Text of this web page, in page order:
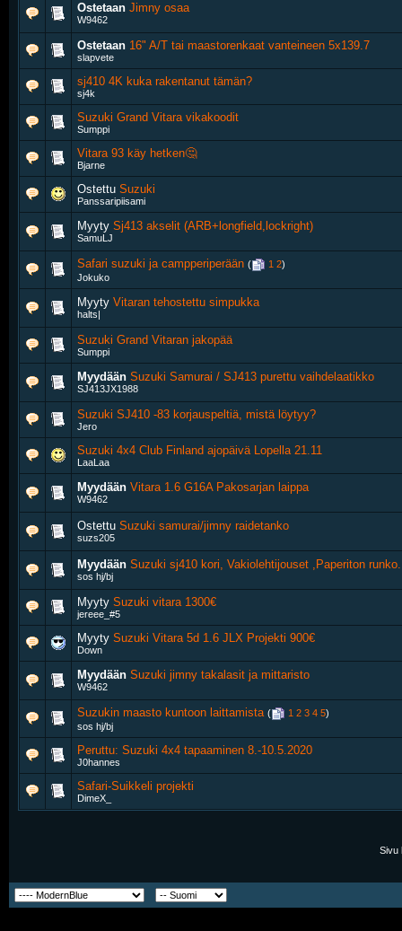
Ostetaan Jimny osaa
W9462
Ostetaan 16" A/T tai maastorenkaat vanteineen 5x139.7
slapvete
sj410 4K kuka rakentanut tämän?
sj4k
Suzuki Grand Vitara vikakoodit
Sumppi
Vitara 93 käy hetken🤔
Bjarne
Ostettu Suzuki
Panssaripiisami
Myyty Sj413 akselit (ARB+longfield,lockright)
SamuLJ
Safari suzuki ja campperiperään ( 1 2)
Jokuko
Myyty Vitaran tehostettu simpukka
halts|
Suzuki Grand Vitaran jakopää
Sumppi
Myydään Suzuki Samurai / SJ413 purettu vaihdelaatikko
SJ413JX1988
Suzuki SJ410 -83 korjauspeltiä, mistä löytyy?
Jero
Suzuki 4x4 Club Finland ajopäivä Lopella 21.11
LaaLaa
Myydään Vitara 1.6 G16A Pakosarjan laippa
W9462
Ostettu Suzuki samurai/jimny raidetanko
suzs205
Myydään Suzuki sj410 kori, Vakiolehtijouset ,Paperiton runko.
sos hj/bj
Myyty Suzuki vitara 1300€
jereee_#5
Myyty Suzuki Vitara 5d 1.6 JLX Projekti 900€
Down
Myydään Suzuki jimny takalasit ja mittaristo
W9462
Suzukin maasto kuntoon laittamista‎ ( 1 2 3 4 5)
sos hj/bj
Peruttu: Suzuki 4x4 tapaaminen 8.-10.5.2020
J0hannes
Safari-Suikkeli projekti
DimeX_
Sivu